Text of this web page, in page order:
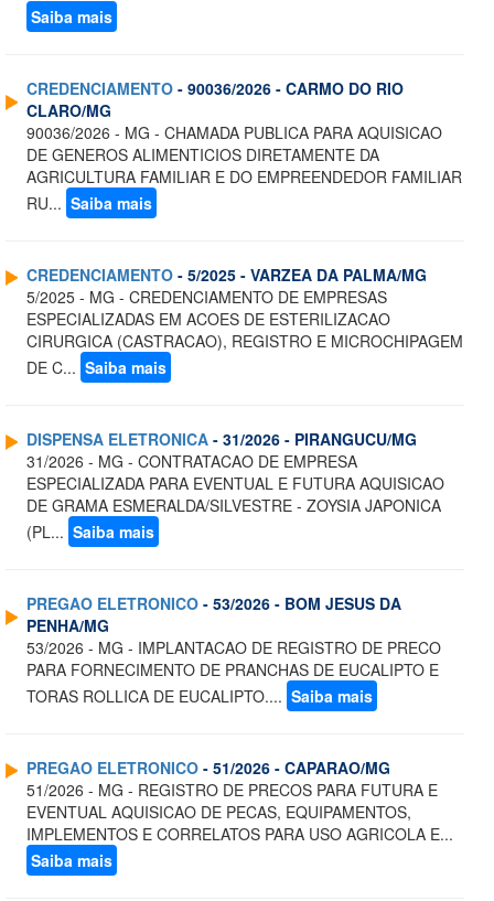
Saiba mais
CREDENCIAMENTO - 90036/2026 - CARMO DO RIO
CLARO/MG
90036/2026 - MG - CHAMADA PUBLICA PARA AQUISICAO
DE GENEROS ALIMENTICIOS DIRETAMENTE DA
AGRICULTURA FAMILIAR E DO EMPREENDEDOR FAMILIAR
RU... Saiba mais
CREDENCIAMENTO - 5/2025 - VARZEA DA PALMA/MG
5/2025 - MG - CREDENCIAMENTO DE EMPRESAS
ESPECIALIZADAS EM ACOES DE ESTERILIZACAO
CIRURGICA (CASTRACAO), REGISTRO E MICROCHIPAGEM
DE C... Saiba mais
DISPENSA ELETRONICA - 31/2026 - PIRANGUCU/MG
31/2026 - MG - CONTRATACAO DE EMPRESA
ESPECIALIZADA PARA EVENTUAL E FUTURA AQUISICAO
DE GRAMA ESMERALDA/SILVESTRE - ZOYSIA JAPONICA
(PL... Saiba mais
PREGAO ELETRONICO - 53/2026 - BOM JESUS DA
PENHA/MG
53/2026 - MG - IMPLANTACAO DE REGISTRO DE PRECO
PARA FORNECIMENTO DE PRANCHAS DE EUCALIPTO E
TORAS ROLLICA DE EUCALIPTO.... Saiba mais
PREGAO ELETRONICO - 51/2026 - CAPARAO/MG
51/2026 - MG - REGISTRO DE PRECOS PARA FUTURA E
EVENTUAL AQUISICAO DE PECAS, EQUIPAMENTOS,
IMPLEMENTOS E CORRELATOS PARA USO AGRICOLA E...
Saiba mais